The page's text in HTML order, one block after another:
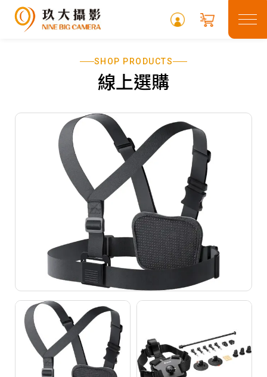
SHOP PRODUCTS
線上選購
關於玖大
最新消息
常見問題
攝影專欄
聯絡我們
Copyright © 2026 NINE ZERO PLURAL INC. All Rights Reserved.